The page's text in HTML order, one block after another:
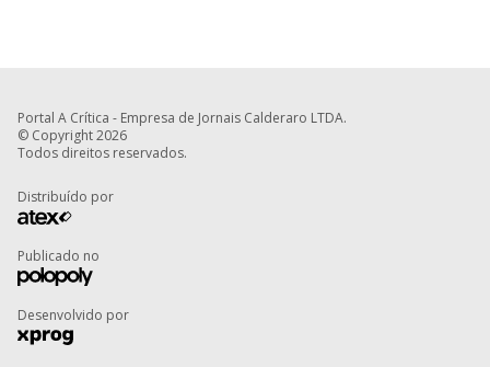
Portal A Crítica - Empresa de Jornais Calderaro LTDA.
© Copyright 2026
Todos direitos reservados.
Distribuído por
Publicado no
Desenvolvido por